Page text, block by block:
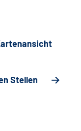
Stellen